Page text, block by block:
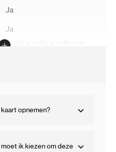
Ja
Ja
13.83 x 11.54 x 11.54 cm
kaart opnemen?
ik kiezen om deze